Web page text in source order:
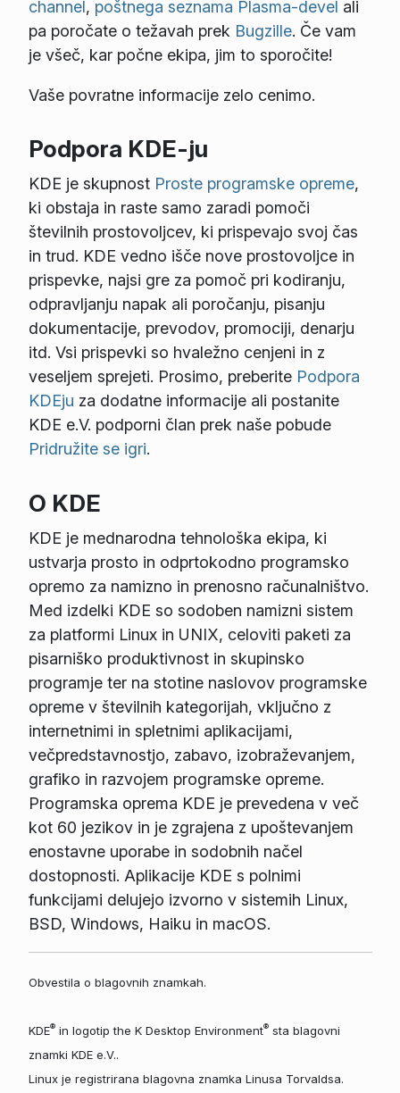
channel, poštnega seznama Plasma-devel ali
pa poročate o težavah prek Bugzille. Če vam
je všeč, kar počne ekipa, jim to sporočite!
Vaše povratne informacije zelo cenimo.
Podpora KDE-ju
KDE je skupnost Proste programske opreme,
ki obstaja in raste samo zaradi pomoči
številnih prostovoljcev, ki prispevajo svoj čas
in trud. KDE vedno išče nove prostovoljce in
prispevke, najsi gre za pomoč pri kodiranju,
odpravljanju napak ali poročanju, pisanju
dokumentacije, prevodov, promociji, denarju
itd. Vsi prispevki so hvaležno cenjeni in z
veseljem sprejeti. Prosimo, preberite Podpora
KDEju za dodatne informacije ali postanite
KDE e.V. podporni član prek naše pobude
Pridružite se igri.
O KDE
KDE je mednarodna tehnološka ekipa, ki
ustvarja prosto in odprtokodno programsko
opremo za namizno in prenosno računalništvo.
Med izdelki KDE so sodoben namizni sistem
za platformi Linux in UNIX, celoviti paketi za
pisarniško produktivnost in skupinsko
programje ter na stotine naslovov programske
opreme v številnih kategorijah, vključno z
internetnimi in spletnimi aplikacijami,
večpredstavnostjo, zabavo, izobraževanjem,
grafiko in razvojem programske opreme.
Programska oprema KDE je prevedena v več
kot 60 jezikov in je zgrajena z upoštevanjem
enostavne uporabe in sodobnih načel
dostopnosti. Aplikacije KDE s polnimi
funkcijami delujejo izvorno v sistemih Linux,
BSD, Windows, Haiku in macOS.
Obvestila o blagovnih znamkah.
KDE®in logotip the K Desktop Environment®sta blagovni
znamki KDE e.V..
Linux je registrirana blagovna znamka Linusa Torvaldsa.